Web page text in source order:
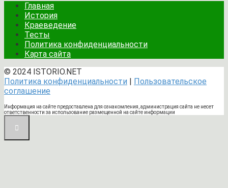
Главная
История
Краеведение
Тесты
Политика конфиденциальности
Карта сайта
© 2024 ISTORIO.NET
Политика конфиденциальности | Пользовательское
соглашение
Информация на сайте предоставлена для ознакомления, администрация сайта не несет
ответственности за использование размещенной на сайте информации